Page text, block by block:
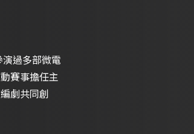
過多部微電
賽事擔任主
劇共同創